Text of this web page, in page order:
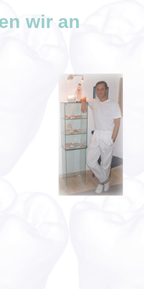
wir an